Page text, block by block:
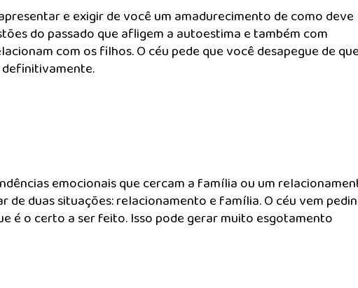
e exigir de você um amadurecimento de como deve
do passado que afligem a autoestima e também com
com os filhos. O céu pede que você desapegue de
emocionais que cercam a família ou um
de duas situações: relacionamento e família. O céu vem
é o certo a ser feito. Isso pode gerar muito esgotamento